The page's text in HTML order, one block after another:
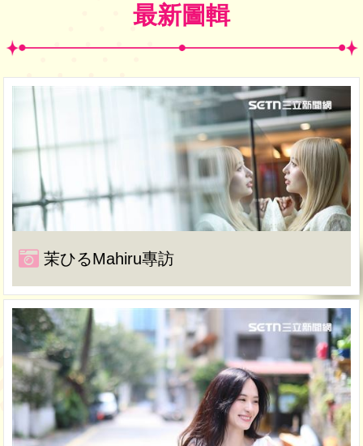
最新圖輯
茉ひるMahiru專訪